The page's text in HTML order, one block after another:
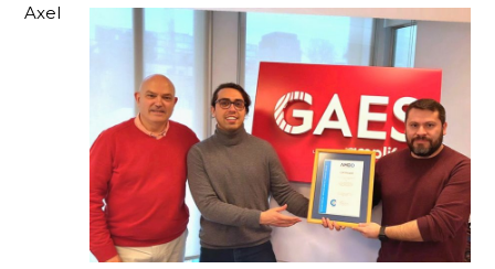
Axel